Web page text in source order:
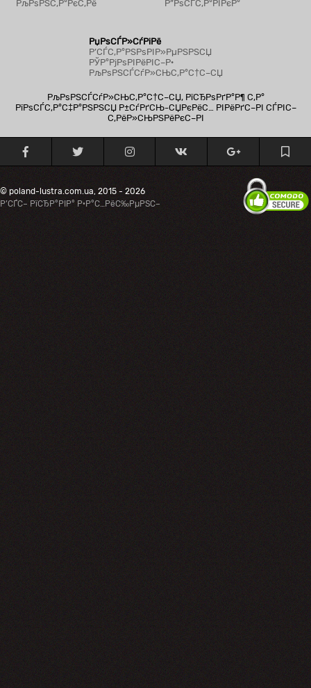
РљРѕРЅС‚Р°РєС‚Рё
Р”РѕСЃС‚Р°РІРєР°
РџРѕСЃР»СѓРіРё
Р’СЃС‚Р°РЅРѕРІР»РµРЅРЅСЏ
РЎР°РјРѕРІРёРІС–Р·
РљРѕРЅСЃСѓР»СЊС‚Р°С†С–СЏ
РљРѕРЅСЃСѓР»СЊС‚Р°С†С–СЏ, РїСЂРѕРґР°Р¶ С‚Р°
РїРѕСЃС‚Р°С‡Р°РЅРЅСЏ Р±СѓРґСЊ-СЏРєРёС… РІРёРґС–РІ СЃРІС–
С‚РёР»СЊРЅРёРєС–РІ
© poland-lustra.com.ua, 2015 - 2026
Р’СЃС– РїСЂР°РІР° Р·Р°С…РёС‰РµРЅС–